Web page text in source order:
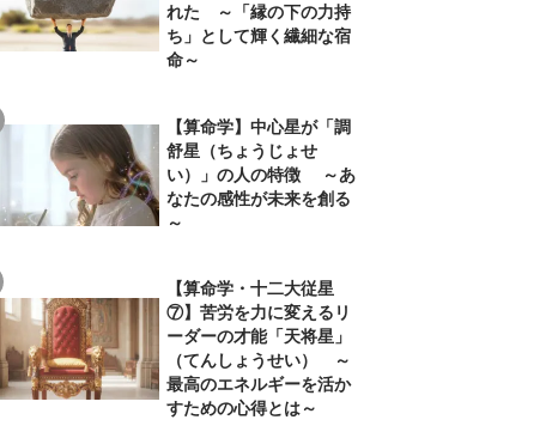
れた ～「縁の下の力持
ち」として輝く繊細な宿
命～
【算命学】中心星が「調
舒星（ちょうじょせ
い）」の人の特徴 ～あ
なたの感性が未来を創る
～
【算命学・十二大従星
⑦】苦労を力に変えるリ
ーダーの才能「天将星」
（てんしょうせい） ～
最高のエネルギーを活か
すための心得とは～